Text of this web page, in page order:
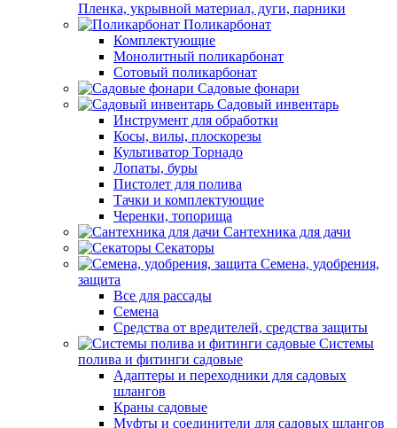
Пленка, укрывной материал, дуги, парники
Поликарбонат
Комплектующие
Монолитный поликарбонат
Сотовый поликарбонат
Садовые фонари
Садовый инвентарь
Инструмент для обработки
Косы, вилы, плоскорезы
Культиватор Торнадо
Лопаты, буры
Пистолет для полива
Тачки и комплектующие
Черенки, топорища
Сантехника для дачи
Секаторы
Семена, удобрения,
защита
Все для рассады
Семена
Средства от вредителей, средства защиты
Системы
полива и фитинги садовые
Адаптеры и переходники для садовых
шлангов
Краны садовые
Муфты и соединители для садовых шлангов